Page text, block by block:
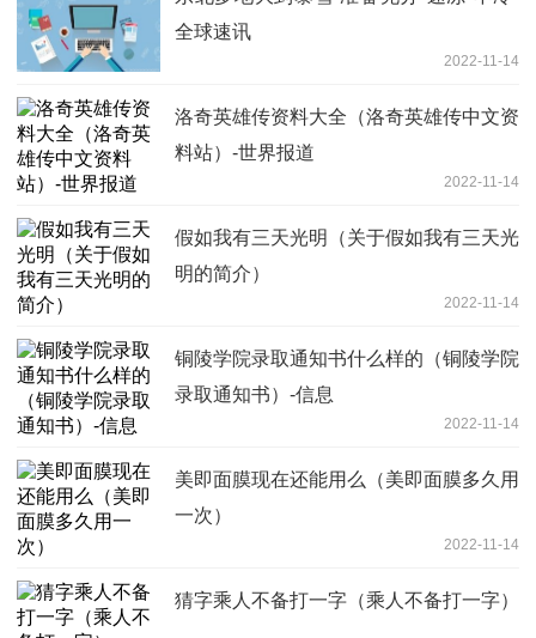
全球速讯
2022-11-14
洛奇英雄传资料大全（洛奇英雄传中文资
料站）-世界报道
2022-11-14
假如我有三天光明（关于假如我有三天光
明的简介）
2022-11-14
铜陵学院录取通知书什么样的（铜陵学院
录取通知书）-信息
2022-11-14
美即面膜现在还能用么（美即面膜多久用
一次）
2022-11-14
猜字乘人不备打一字（乘人不备打一字）